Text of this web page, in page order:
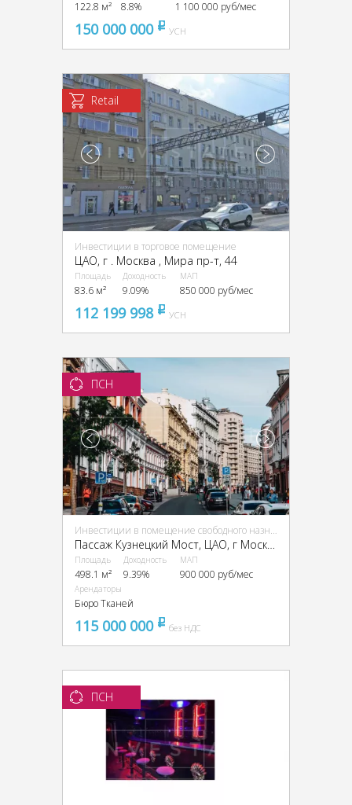
122.8 м² 8.8% 1 100 000 руб/мес
150 000 000 pуб
УСН
Retail
Инвестиции в торговое помещение
ЦАО, г . Москва , Мира пр-т, 44
Площадь
83.6 м²
Доходность
9.09%
МАП
850 000 руб/мес
112 199 998 pуб
УСН
ПСН
Инвестиции в помещение свободного назначения (ПСН)
Пассаж Кузнецкий Мост, ЦАО, г Москва, Кузнецкий Мост ул., 19, стр. 1
Площадь
498.1 м²
Доходность
9.39%
МАП
900 000 руб/мес
Арендаторы
Бюро Тканей
115 000 000 pуббез НДС
ПСН